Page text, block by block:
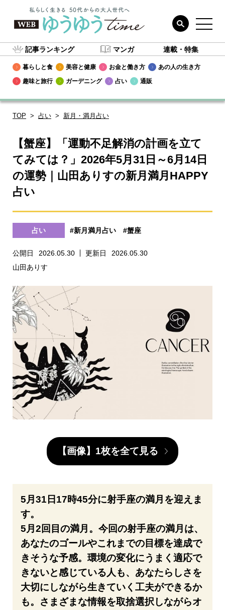
記事ランキング マンガ 連載・特集
暮らしと食 美容と健康 お金と働き方
あの人の生き方
趣味と旅行
ガーデニング 占い 通販
TOP 占い 新月・満月占い
【蟹座】「運動不足解消の計画を立て
てみては？」2026年5月31日～6月14日
の運勢｜山田ありすの新月満月HAPPY
占い
占い #新月満月占い #蟹座
公開日 2026.05.30 更新日
2026.05.30
山田ありす
【画像】1枚を全て見る
5月31日17時45分に射手座の満月を迎えま
す。
5月2回目の満月。今回の射手座の満月は、
あなたのゴールやこれまでの目標を達成で
きそうな予感。環境の変化にうまく適応で
きないと感じている人も、あなたらしさを
大切にしながら生きていく工夫ができるか
も。さまざまな情報を取捨選択しながらオ